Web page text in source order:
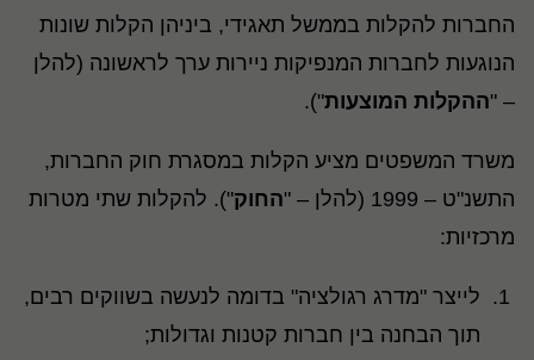
החברות להקלות בממשל תאגידי, ביניהן הקלות שונות
הנוגעות לחברות המנפיקות ניירות ערך לראשונה (להלן
– "ההקלות המוצעות").
משרד המשפטים מציע הקלות במסגרת חוק החברות,
התשנ"ט – 1999 (להלן – "
החוק"). להקלות שתי מטרות
מרכזיות:
לייצר "מדרג רגולציה" בדומה לנעשה בשווקים רבים,
תוך הבחנה בין חברות קטנות וגדולות;